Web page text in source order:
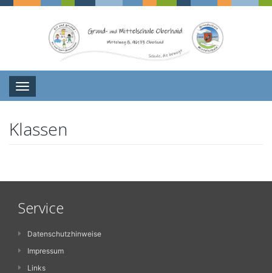
Navigation
Klassen
Service
Datenschutzhinweise
Impressum
Links